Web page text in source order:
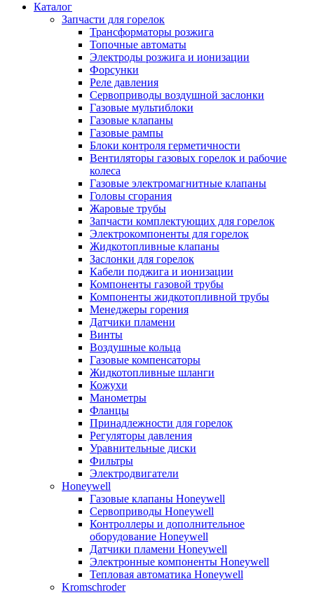
Каталог
Запчасти для горелок
Трансформаторы розжига
Топочные автоматы
Электроды розжига и ионизации
Форсунки
Реле давления
Сервоприводы воздушной заслонки
Газовые мультиблоки
Газовые клапаны
Газовые рампы
Блоки контроля герметичности
Вентиляторы газовых горелок и рабочие
колеса
Газовые электромагнитные клапаны
Головы сгорания
Жаровые трубы
Запчасти комплектующих для горелок
Электрокомпоненты для горелок
Жидкотопливные клапаны
Заслонки для горелок
Кабели поджига и ионизации
Компоненты газовой трубы
Компоненты жидкотопливной трубы
Менеджеры горения
Датчики пламени
Винты
Воздушные кольца
Газовые компенсаторы
Жидкотопливные шланги
Кожухи
Манометры
Фланцы
Принадлежности для горелок
Регуляторы давления
Уравнительные диски
Фильтры
Электродвигатели
Honeywell
Газовые клапаны Honeywell
Сервоприводы Honeywell
Контроллеры и дополнительное
оборудование Honeywell
Датчики пламени Honeywell
Электронные компоненты Honeywell
Тепловая автоматика Honeywell
Kromschroder